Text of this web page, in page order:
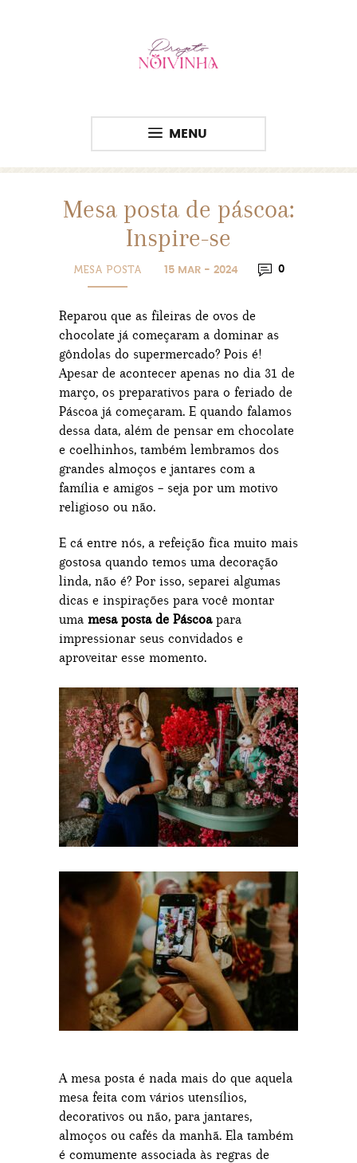
MENU
Mesa posta de páscoa:
Inspire-se
MESA POSTA 15 MAR - 2024 0
Reparou que as fileiras de ovos de
chocolate já começaram a dominar as
gôndolas do supermercado? Pois é!
Apesar de acontecer apenas no dia 31 de
março, os preparativos para o feriado de
Páscoa já começaram. E quando falamos
dessa data, além de pensar em chocolate
e coelhinhos, também lembramos dos
grandes almoços e jantares com a
família e amigos – seja por um motivo
religioso ou não.
E cá entre nós, a refeição fica muito mais
gostosa quando temos uma decoração
linda, não é? Por isso, separei algumas
dicas e inspirações para você montar
uma mesa posta de Páscoapara
impressionar seus convidados e
aproveitar esse momento.
A mesa posta é nada mais do que aquela
mesa feita com vários utensílios,
decorativos ou não, para jantares,
almoços ou cafés da manhã. Ela também
é comumente associada às regras de